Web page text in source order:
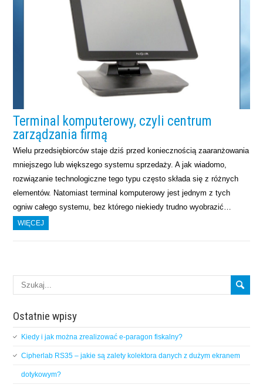
Terminal komputerowy, czyli centrum
zarządzania firmą
Wielu przedsiębiorców staje dziś przed koniecznością zaaranżowania
mniejszego lub większego systemu sprzedaży. A jak wiadomo,
rozwiązanie technologiczne tego typu często składa się z różnych
elementów. Natomiast terminal komputerowy jest jednym z tych
ogniw całego systemu, bez którego niekiedy trudno wyobrazić…
WIĘCEJ
Ostatnie wpisy
Kiedy i jak można zrealizować e-paragon fiskalny?
Cipherlab RS35 – jakie są zalety kolektora danych z dużym ekranem
dotykowym?